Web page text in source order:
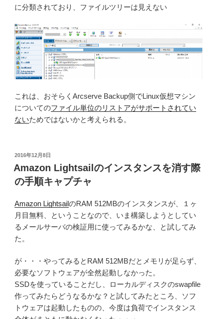
に分類されており、ファイルツリーは見えない
これは、おそらくArcserve Backup側でLinux仮想マシン
についてのファイル単位のリストアがサポートされてい
ないためではないかと考えられる。
投
稿
日:
2016年12月8日
Amazon Lightsailのインスタンスを消す際
の手順キャプチャ
Amazon LightsailのRAM 512MBのインスタンスが、１ヶ
月目無料、ということなので、いま構築しようとしてい
るメールサーバの検証用に使ってみるかな、と試してみ
た。
が・・・やってみるとRAM 512MBだとメモリが足らず、
必要なソフトウェアが全然起動しなかった。
SSDを使っていることだし、ローカルディスクのswapfile
作ってみたらどうなるかな？と試してみたところ、ソフ
トウェアは起動したものの、今度は負荷でインスタンス